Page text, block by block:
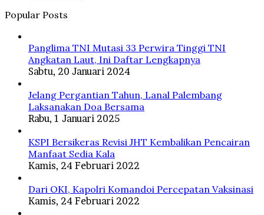
Popular Posts
Panglima TNI Mutasi 33 Perwira Tinggi TNI
Angkatan Laut, Ini Daftar Lengkapnya
Sabtu, 20 Januari 2024
Jelang Pergantian Tahun, Lanal Palembang
Laksanakan Doa Bersama
Rabu, 1 Januari 2025
KSPI Bersikeras Revisi JHT Kembalikan Pencairan
Manfaat Sedia Kala
Kamis, 24 Februari 2022
Dari OKI, Kapolri Komandoi Percepatan Vaksinasi
Kamis, 24 Februari 2022